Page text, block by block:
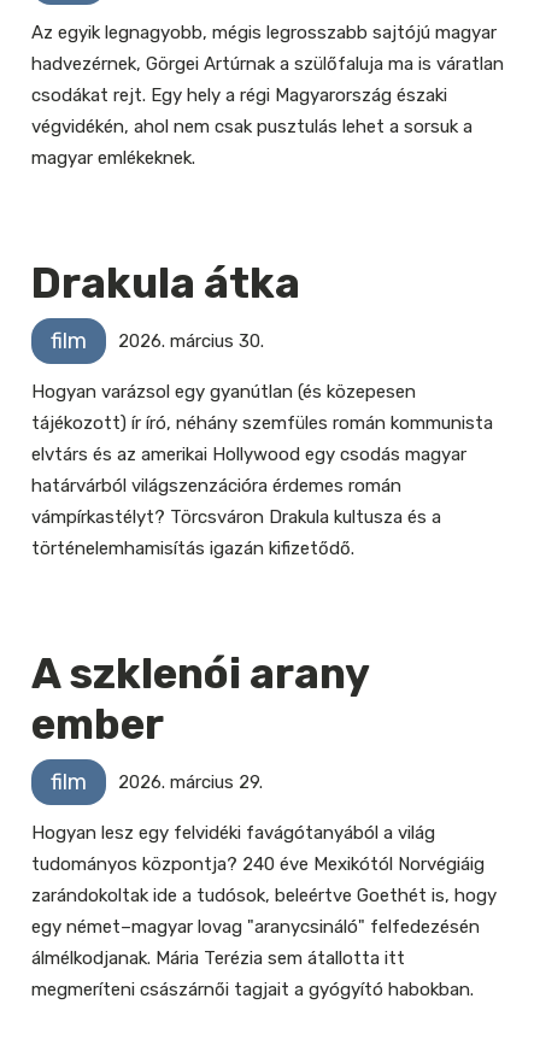
Az egyik legnagyobb, mégis legrosszabb sajtójú magyar
hadvezérnek, Görgei Artúrnak a szülőfaluja ma is váratlan
csodákat rejt. Egy hely a régi Magyarország északi
végvidékén, ahol nem csak pusztulás lehet a sorsuk a
magyar emlékeknek.
Drakula átka
film 2026. március 30.
Hogyan varázsol egy gyanútlan (és közepesen
tájékozott) ír író, néhány szemfüles román kommunista
elvtárs és az amerikai Hollywood egy csodás magyar
határvárból világszenzációra érdemes román
vámpírkastélyt? Törcsváron Drakula kultusza és a
történelemhamisítás igazán kifizetődő.
A szklenói arany
ember
film 2026. március 29.
Hogyan lesz egy felvidéki favágótanyából a világ
tudományos központja? 240 éve Mexikótól Norvégiáig
zarándokoltak ide a tudósok, beleértve Goethét is, hogy
egy német–magyar lovag "aranycsináló" felfedezésén
álmélkodjanak. Mária Terézia sem átallotta itt
megmeríteni császárnői tagjait a gyógyító habokban.